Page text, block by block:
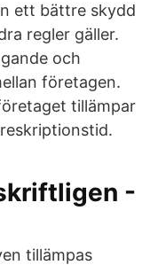
ett bättre skydd
regler gäller.
och
företagen.
tillämpar
-
tillämpas